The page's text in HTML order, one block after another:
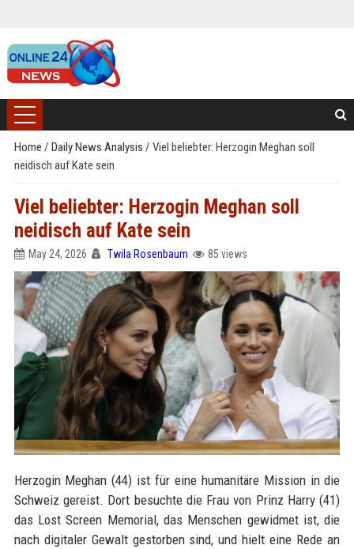
Home / Daily News Analysis / Viel beliebter: Herzogin Meghan soll
neidisch auf Kate sein
Viel beliebter: Herzogin Meghan soll
neidisch auf Kate sein
May 24, 2026 Twila Rosenbaum 85 views
Herzogin Meghan (44) ist für eine humanitäre Mission in die
Schweiz gereist. Dort besuchte die Frau von Prinz Harry (41)
das Lost Screen Memorial, das Menschen gewidmet ist, die
nach digitaler Gewalt gestorben sind, und hielt eine Rede an